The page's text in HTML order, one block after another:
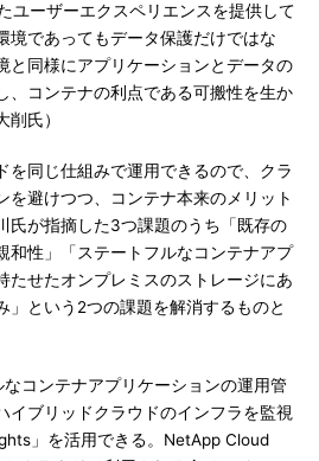
ユーザーエクスペリエンスを提供して
境であってもデータ保護だけではな
と同様にアプリケーションとデータの
、コンテナの利点である可搬性を生か
削氏）
同じ仕組みで運用できるので、クラ
を避けつつ、コンテナ本来のメリット
氏が指摘した3つ課題のうち「既存の
和性」「ステートフルなコンテナアプ
たせたオンプレミスのストレージにあ
」という2つの課題を解消するものと
コンテナアプリケーションの運用管
イブリッドクラウドのインフラを監視
」を活用できる。NetApp Cloud